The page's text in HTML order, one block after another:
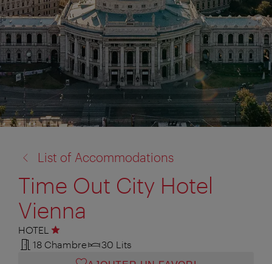
à:
List of Accommodations
Time Out City Hotel
Vienna
HOTEL 1 étoile
18 Chambre
30 Lits